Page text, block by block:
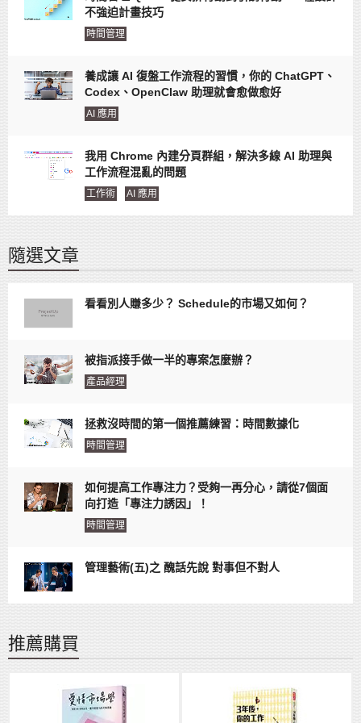
不強迫計畫技巧
時間管理
養成讓 AI 復盤工作流程的習慣，你的 ChatGPT、
Codex、OpenClaw 助理就會愈做愈好
AI 應用
我用 Chrome 內建分頁群組，解決多線 AI 助理與
工作流程混亂的問題
工作術 AI 應用
隨選文章
看看別人賺多少？ Schedule的市場又如何？
被指派接手做一半的專案怎麼辦？
產品經理
拯救沒時間的第一個推薦練習：時間數據化
時間管理
如何提高工作專注力？受夠一再分心，請從7個面
向打造「專注力誘因」！
時間管理
管理藝術(五)之 醜話先說 對事但不對人
推薦購買